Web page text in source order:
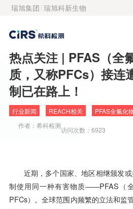
瑞旭集团 瑞旭科新生物
热点关注 | PFAS（全
质，又称PFCs）接连
制已在路上！
行业新闻 REACH相关 PFAS全氟化
作者： 希科检测
访问次数：6923
近期，多个国家、地区相继颁发
制使用同一种有害物质——PFAS（
PFCs）。全球范围内频繁的立法和监